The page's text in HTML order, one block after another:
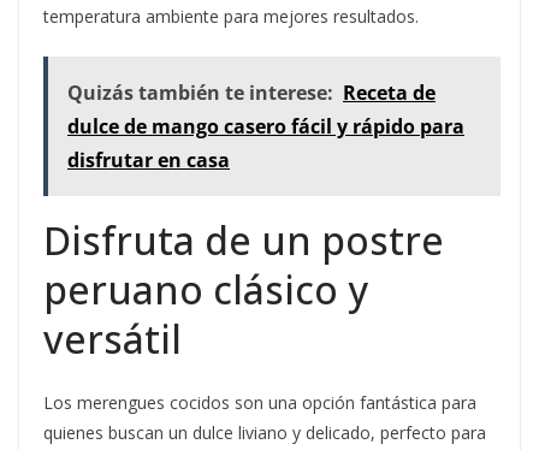
temperatura ambiente para mejores resultados.
Quizás también te interese: Receta de
dulce de mango casero fácil y rápido para
disfrutar en casa
Disfruta de un postre
peruano clásico y
versátil
Los merengues cocidos son una opción fantástica para
quienes buscan un dulce liviano y delicado, perfecto para